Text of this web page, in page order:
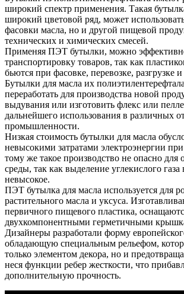
широкий спектр применения. Такая
широкий цветовой ряд, может
фасовки масла, но и другой пищевой
технических и химических смесей.
Применяя ПЭТ бутылки, можно
транспортировку товаров, так как
бьются при фасовке, перевозке, разгрузке
Бутылки для масла их
переработать для производства новой
выдувания или изготовить флекс или
дальнейшего использования в различных
промышленности.
Низкая стоимость бутылки для масла
невысокими затратами электроэнергии
тому же такое производство не опасно
среды, так как выделение углекислого газа
невысокое.
ПЭТ бутылка для масла используется для
растительного масла и уксуса.
первичного пищевого пластика,
двухкомпонентными герметичными
Дизайнеры разработали форму
обладающую специальным рельефом,
только элементом декора, но и
неся функции ребер жесткости, что
дополнительную прочность.